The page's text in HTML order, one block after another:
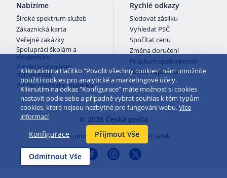
Nabízíme
Široké spektrum služeb
Zákaznická karta
Veřejné zakázky
Spolupráci školám a
studentům
Prodej a pronájem
nemovitostí
Prodej movitého majetku
Rychlé odkazy
Sledovat zásilku
Vyhledat PSČ
Spočítat cenu
Změna doručení
Průzkum spokojenosti
Mobilní aplikace
© 2026 Česká pošta
Přístupnost webu Mapa stránek
Kliknutím na tlačítko "Povolit všechny cookies" nám umožníte
použití cookies pro analytické a marketingové účely.
Kliknutím na odkaz "Konfigurace" máte možnost si cookies
nastavit podle sebe a případně vybrat souhlas k těm typům
cookies, které nejsou nezbytné pro fungování webu.Více
informací
Konfigurace Příjmout Vše
Odmítnout Vše